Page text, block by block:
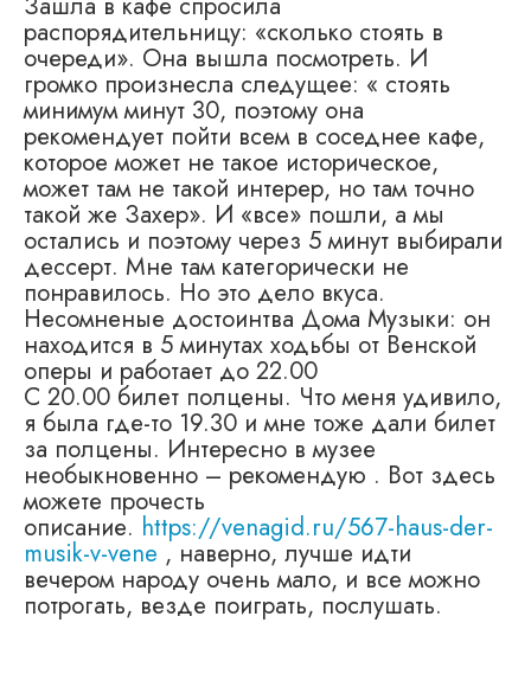
распорядительницу: «сколько стоять в
очереди». Она вышла посмотреть. И
громко произнесла следущее: « стоять
минимум минут 30, поэтому она
рекомендует пойти всем в соседнее кафе,
которое может не такое историческое,
может там не такой интерер, но там точно
такой же Захер». И «все» пошли, а мы
остались и поэтому через 5 минут выбирали
дессерт. Мне там категорически не
понравилось. Но это дело вкуса.
Несомненые достоинтва Дома Музыки: он
находится в 5 минутах ходьбы от Венской
оперы и работает до 22.00
С 20.00 билет полцены. Что меня удивило,
я была где-то 19.30 и мне тоже дали билет
за полцены. Интересно в музее
необыкновенно – рекомендую . Вот здесь
можете прочесть
описание. https://venagid.ru/567-haus-der-
musik-v-vene , наверно, лучше идти
вечером народу очень мало, и все можно
потрогать, везде поиграть, послушать.